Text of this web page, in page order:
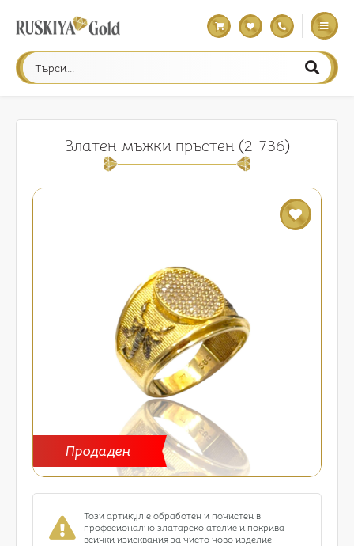
Златен мъжки пръстен (2-736)
Продаден
Този артикул е обработен и почистен в
професионално златарско ателие и покрива
всички изисквания за чисто ново изделие